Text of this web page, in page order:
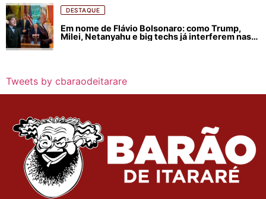
DESTAQUE
Em nome de Flávio Bolsonaro: como Trump,
Milei, Netanyahu e big techs já interferem nas
Tweets by cbaraodeitarare